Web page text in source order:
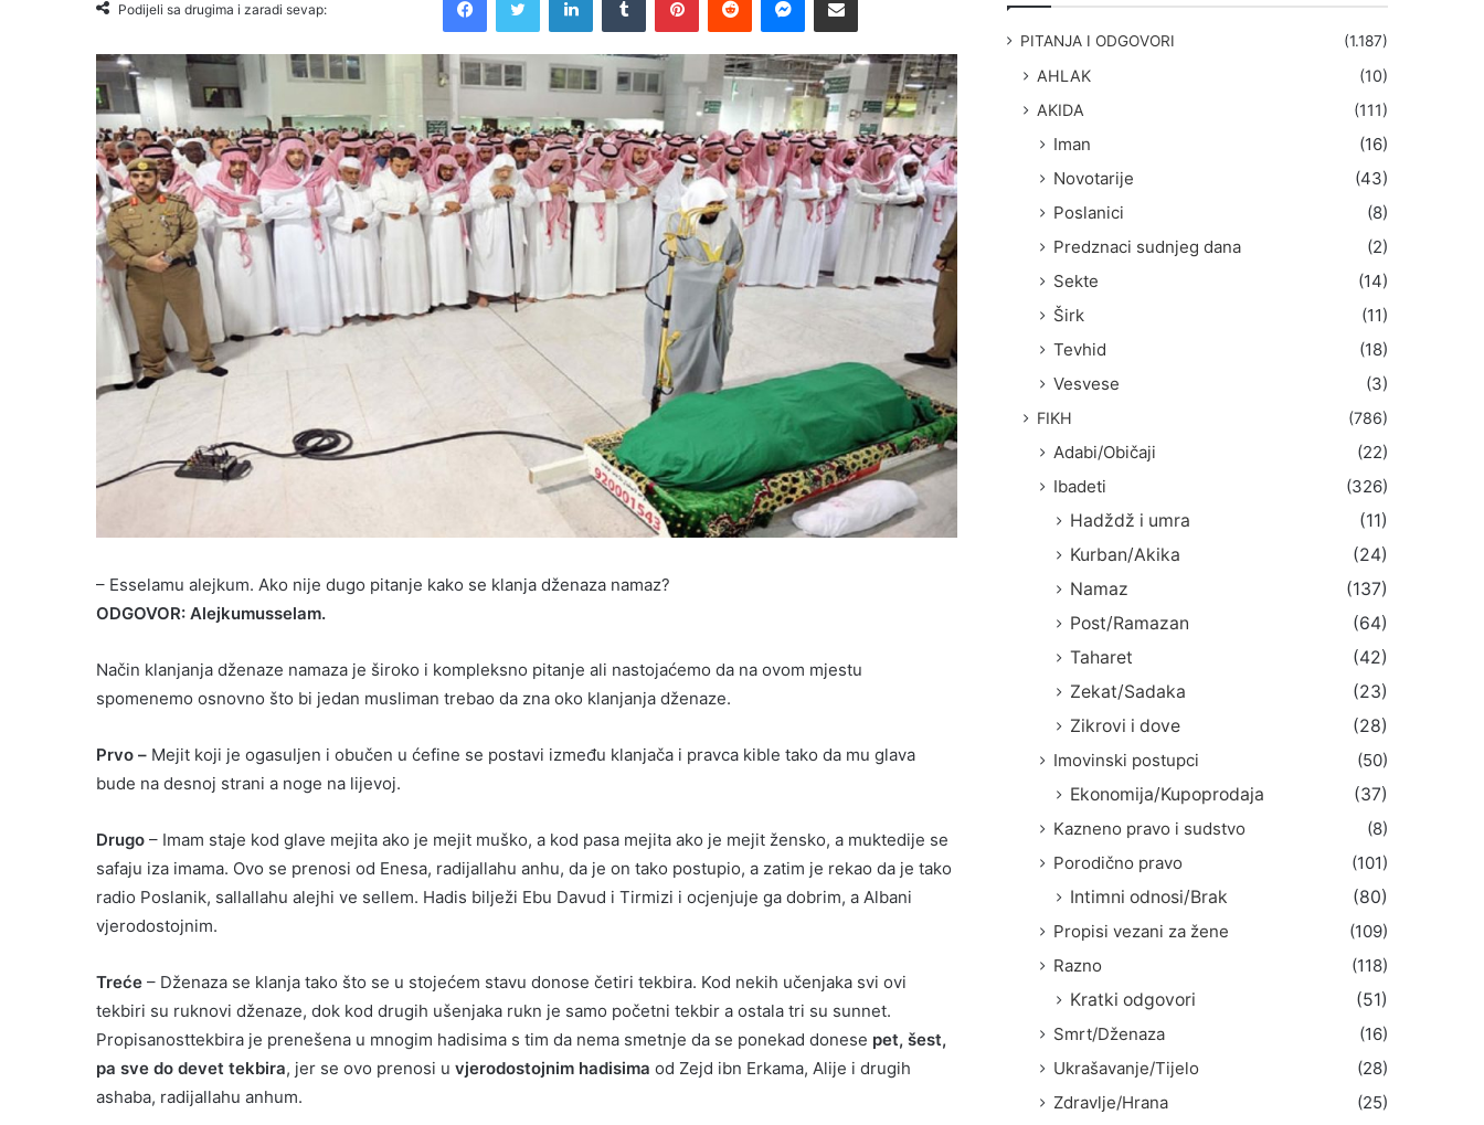
Podijeli sa drugima i zaradi sevap:
– Esselamu alejkum. Ako nije dugo pitanje kako se klanja dženaza namaz?
ODGOVOR: Alejkumusselam.
Način klanjanja dženaze namaza je široko i kompleksno pitanje ali nastojaćemo da na ovom mjestu
spomenemo osnovno što bi jedan musliman trebao da zna oko klanjanja dženaze.
Prvo – Mejit koji je ogasuljen i obučen u ćefine se postavi između klanjača i pravca kible tako da mu glava
bude na desnoj strani a noge na lijevoj.
Drugo – Imam staje kod glave mejita ako je mejit muško, a kod pasa mejita ako je mejit žensko, a muktedije se
safaju iza imama. Ovo se prenosi od Enesa, radijallahu anhu, da je on tako postupio, a zatim je rekao da je tako
radio Poslanik, sallallahu alejhi ve sellem. Hadis bilježi Ebu Davud i Tirmizi i ocjenjuje ga dobrim, a Albani
vjerodostojnim.
Treće – Dženaza se klanja tako što se u stojećem stavu donose četiri tekbira. Kod nekih učenjaka svi ovi
tekbiri su ruknovi dženaze, dok kod drugih ušenjaka rukn je samo početni tekbir a ostala tri su sunnet.
Propisanosttekbira je prenešena u mnogim hadisima s tim da nema smetnje da se ponekad donese pet, šest,
pa sve do devet tekbira, jer se ovo prenosi u vjerodostojnim hadisima od Zejd ibn Erkama, Alije i drugih
ashaba, radijallahu anhum.
PITANJA I ODGOVORI (1.187)
AHLAK
(10)
AKIDA
(111)
Iman
(16)
Novotarije
(43)
Poslanici
(8)
Predznaci sudnjeg dana
(2)
Sekte
(14)
Širk
(11)
Tevhid
(18)
Vesvese
(3)
FIKH (786)
Adabi/Običaji
(22)
Ibadeti
(326)
Hadždž i umra
(11)
Kurban/Akika
(24)
Namaz
(137)
Post/Ramazan
(64)
Taharet
(42)
Zekat/Sadaka
(23)
Zikrovi i dove
(28)
Imovinski postupci
(50)
Ekonomija/Kupoprodaja
(37)
Kazneno pravo i sudstvo
(8)
Porodično pravo
(101)
Intimni odnosi/Brak
(80)
Propisi vezani za žene
(109)
Razno
(118)
Kratki odgovori
(51)
Smrt/Dženaza
(16)
Ukrašavanje/Tijelo
(28)
Zdravlje/Hrana
(25)